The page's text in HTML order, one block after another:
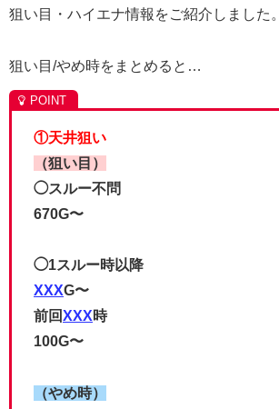
狙い目・ハイエナ情報をご紹介しました。
狙い目/やめ時をまとめると…
①天井狙い
（狙い目）
◯スルー不問
670G〜
◯1スルー時以降
XXXG〜
前回XXX時
100G〜
（やめ時）